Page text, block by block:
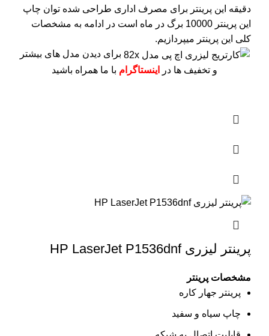
دقیقه این پرینتر برای مصرف اداری طراحی شده توان چاپ
این پرینتر 10000 برگ در ماه است
در ادامه به مشخصات
کلی این پرینتر میپردازیم.
برای دیدن مدل های بیشتر
و تخفیف ها در
اینستاگرام با ما همراه باشید
پرینتر لیزری HP LaserJet P1536dnf
مشخصات پرینتر
پرینتر جهار کاره
چاپ سیاه و سفید